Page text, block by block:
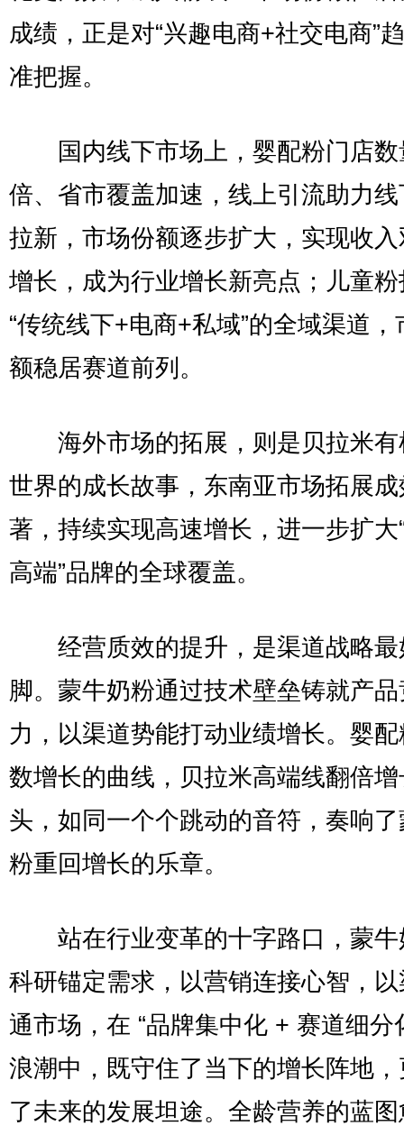
成绩，正是对“兴趣电商+社交电商”
准把握。
国内线下市场上，婴配粉门店数
倍、省市覆盖加速，线上引流助力
拉新，市场份额逐步扩大，实现收
增长，成为行业增长新亮点；儿童
“传统线下+电商+私域”的全域渠道，
额稳居赛道前列。
海外市场的拓展，则是贝拉米有
世界的成长故事，东南亚市场拓展
著，持续实现高速增长，进一步扩大
高端”品牌的全球覆盖。
经营质效的提升，是渠道战略最
脚。蒙牛奶粉通过技术壁垒铸就产
力，以渠道势能打动业绩增长。婴
数增长的曲线，贝拉米高端线翻倍
头，如同一个个跳动的音符，奏响
粉重回增长的乐章。
站在行业变革的十字路口，蒙牛
科研锚定需求，以营销连接心智，
通市场，在 “品牌集中化 + 赛道细分
浪潮中，既守住了当下的增长阵地
了未来的发展坦途。全龄营养的蓝